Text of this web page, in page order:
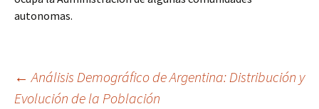
autonomas.
Navegación
← Análisis Demográfico de Argentina: Distribución y
Evolución de la Población